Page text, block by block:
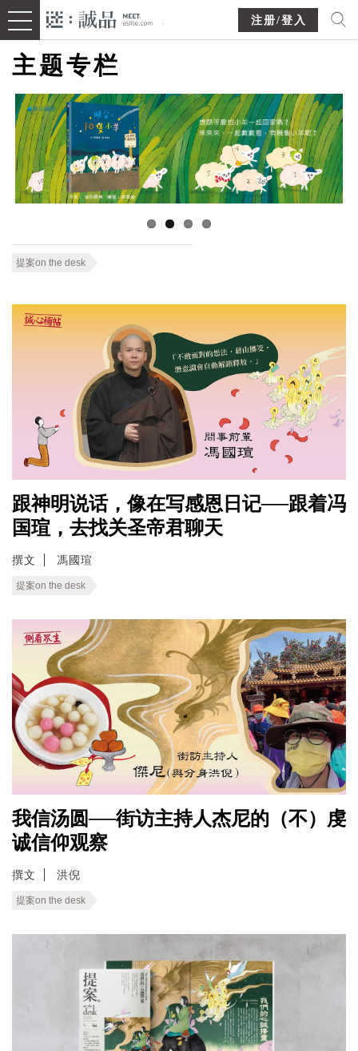
注册/登入
主题专栏
提案on the desk
跟神明说话，像在写感恩日记──跟着冯
国瑄，去找关圣帝君聊天
撰文 馮國瑄
提案on the desk
我信汤圆──街访主持人杰尼的（不）虔
诚信仰观察
撰文 洪倪
提案on the desk